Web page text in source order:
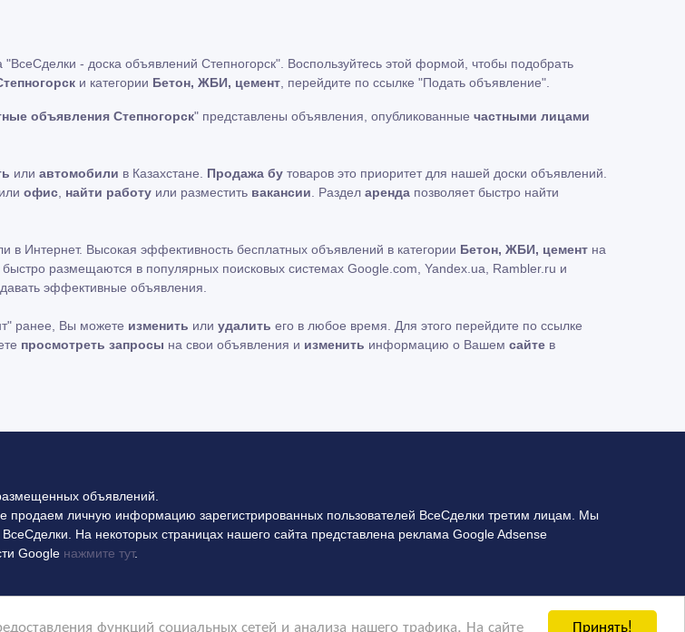
Принять!
функций социальных сетей и анализа нашего трафика. На сайте
"ВсеСделки - доска объявлений Степногорск". Воспользуйтесь этой формой, чтобы подобрать
и категории Бетон, ЖБИ, цемент, перейдите по ссылке "Подать объявление".
объявления Степногорск" представлены объявления, опубликованные частными лицами
или автомобили в Казахстане. Продажа бу товаров это приоритет для нашей доски объявлений.
или офис, найти работу или разместить вакансии. Раздел аренда позволяет быстро найти
в Интернет. Высокая эффективность бесплатных объявлений в категории Бетон, ЖБИ, цемент на
размещаются в популярных поисковых системах Google.com, Yandex.ua, Rambler.ru и
эффективные объявления.
ранее, Вы можете изменить или удалить его в любое время. Для этого перейдите по ссылке
просмотреть запросы на свои объявления и изменить информацию о Вашем сайте в
объявлений.
личную информацию зарегистрированных пользователей ВсеСделки третим лицам. Мы
На некоторых страницах нашего сайта представлена реклама Google Adsense
Google нажмите тут.